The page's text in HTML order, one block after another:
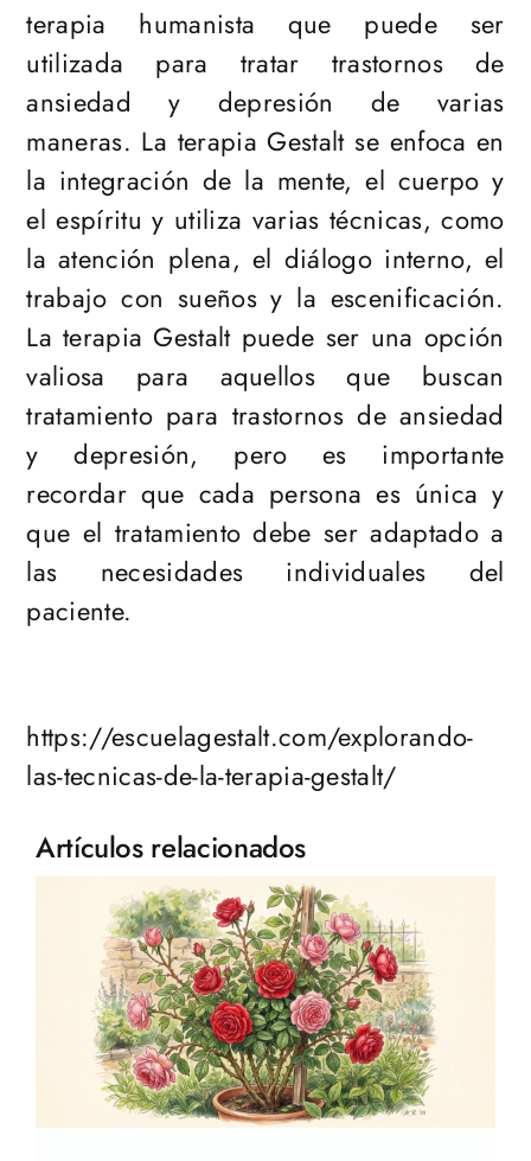
terapia humanista que puede ser
utilizada para tratar trastornos de
ansiedad y depresión de varias
maneras. La terapia Gestalt se enfoca en
la integración de la mente, el cuerpo y
el espíritu y utiliza varias técnicas, como
la atención plena, el diálogo interno, el
trabajo con sueños y la escenificación.
La terapia Gestalt puede ser una opción
valiosa para aquellos que buscan
tratamiento para trastornos de ansiedad
y depresión, pero es importante
recordar que cada persona es única y
que el tratamiento debe ser adaptado a
las necesidades individuales del
paciente.
https://escuelagestalt.com/explorando-
las-tecnicas-de-la-terapia-gestalt/
Artículos relacionados